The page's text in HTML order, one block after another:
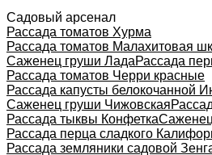
Садовый арсенал
Рассада томатов Хурма
Рассада томатов Малахитовая
Саженец груши ЛадаРассада
Рассада томатов Черри красные
Рассада капусты белокочанной
Саженец груши Чижовская
Рассада тыквы Конфетка
Рассада перца сладкого
Рассада земляники садовой